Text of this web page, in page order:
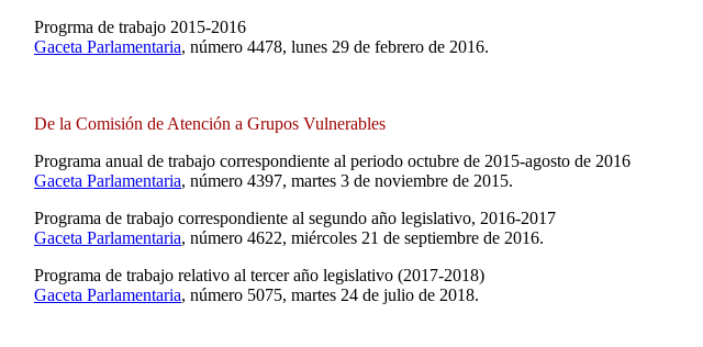
Progrma de trabajo 2015-2016
Gaceta Parlamentaria, número 4478, lunes 29 de febrero de 2016.
De la Comisión de Atención a Grupos Vulnerables
Programa anual de trabajo correspondiente al periodo octubre de 2015-agosto de 2016
Gaceta Parlamentaria, número 4397, martes 3 de noviembre de 2015.
Programa de trabajo correspondiente al segundo año legislativo, 2016-2017
Gaceta Parlamentaria, número 4622, miércoles 21 de septiembre de 2016.
Programa de trabajo relativo al tercer año legislativo (2017-2018)
Gaceta Parlamentaria, número 5075, martes 24 de julio de 2018.